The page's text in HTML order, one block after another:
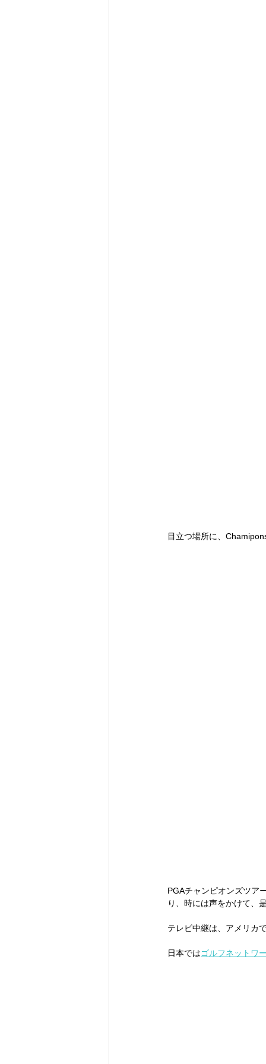
目立つ場所に、
PGAチャンピオンズツア
り、時には声をかけて、
テレビ中継は、アメリカ
日本ではゴルフネットワ